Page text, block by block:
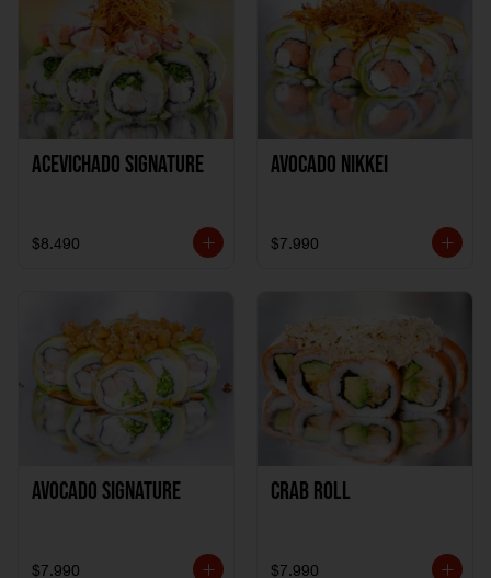
ACEVICHADO SIGNATURE
$8.490
AVOCADO NIKKEI
$7.990
AVOCADO SIGNATURE
$7.990
CRAB ROLL
$7.990